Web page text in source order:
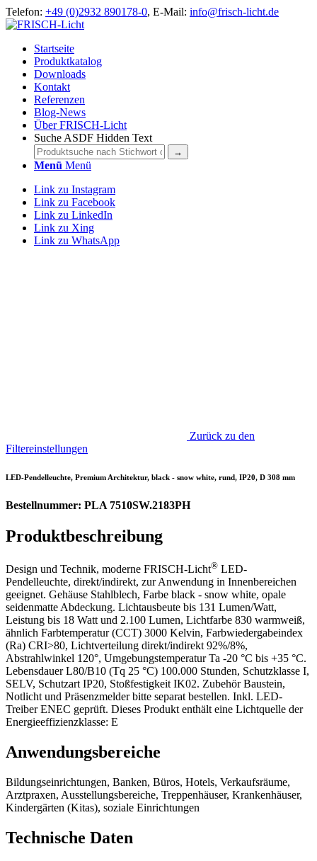
Telefon: +49 (0)2932 890178-0, E-Mail: info@frisch-licht.de
Startseite
Produktkatalog
Downloads
Kontakt
Referenzen
Blog-News
Über FRISCH-Licht
Suche ASDF Hidden Text
Menü Menü
Link zu Instagram
Link zu Facebook
Link zu LinkedIn
Link zu Xing
Link zu WhatsApp
Zurück zu den
Filtereinstellungen
LED-Pendelleuchte, Premium Architektur, black - snow white, rund, IP20, D 308 mm
Bestellnummer: PLA 7510SW.2183PH
Produktbeschreibung
Design und Technik, moderne FRISCH-Licht® LED-
Pendelleuchte, direkt/indirekt, zur Anwendung in Innenbereichen
geeignet. Gehäuse Stahlblech, Farbe black - snow white, opale
seidenmatte Abdeckung. Lichtausbeute bis 131 Lumen/Watt,
Leistung bis 18 Watt und 2.100 Lumen, Lichtfarbe 830 warmweiß,
ähnlich Farbtemperatur (CCT) 3000 Kelvin, Farbwiedergabeindex
(Ra) CRI>80, Lichtverteilung direkt/indirekt 92%/8%,
Abstrahlwinkel 120°, Umgebungstemperatur Ta -20 °C bis +35 °C.
Lebensdauer L80/B10 (Tq 25 °C) 100.000 Stunden, Schutzklasse I,
SELV, Schutzart IP20, Stoßfestigkeit IK02. Zubehör Baustein,
Notlicht und Präsenzmelder bitte separat bestellen. Inkl. LED-
Treiber ENEC geprüft. Dieses Produkt enthält eine Lichtquelle der
Energieeffizienzklasse: E
Anwendungsbereiche
Bildungseinrichtungen, Banken, Büros, Hotels, Verkaufsräume,
Arztpraxen, Ausstellungsbereiche, Treppenhäuser, Krankenhäuser,
Kindergärten (Kitas), soziale Einrichtungen
Technische Daten